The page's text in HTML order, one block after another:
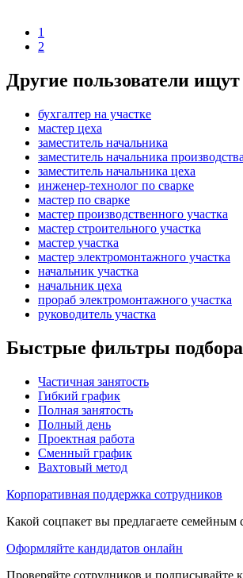
1
2
Другие пользователи ищут
бухгалтер на участке
мастер цеха
заместитель начальника
заместитель начальника производства
заместитель начальника цеха
инженер-технолог по сварке
мастер по сварке
мастер производственного участка
мастер строительного участка
мастер участка
мастер электромонтажного участка
начальник участка
начальник цеха
прораб электромонтажного участка
руководитель участка
Быстрые фильтры
Частичная занятость
Гибкий график
Полная занятость
Полный день
Проектная работа
Сменный график
Вахтовый метод
Корпоративная поддержка сотрудников
Какой соцпакет вы предлагаете семейным
Оформляйте кандидатов онлайн
Проверяйте сотрудников и подписывайте